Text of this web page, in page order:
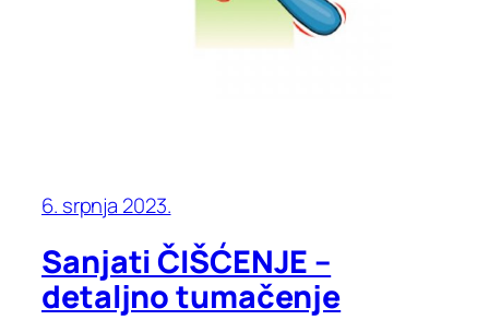
6. srpnja 2023.
Sanjati ČIŠĆENJE –
detaljno tumačenje